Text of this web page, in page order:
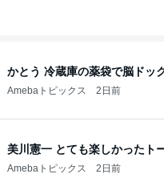
かとう 冷蔵庫の薬袋で脳ドッ
Amebaトピックス 2日前
美川憲一 とても楽しかったト
Amebaトピックス 2日前